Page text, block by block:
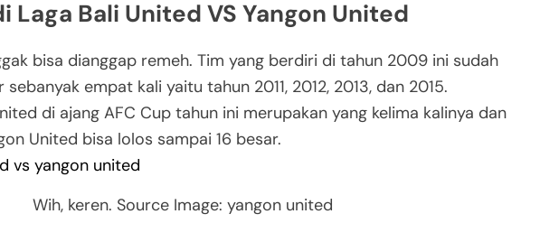
Laga Bali United VS Yangon United
bisa dianggap remeh. Tim yang berdiri di tahun 2009 ini sudah
empat kali yaitu tahun 2011, 2012, 2013, dan 2015.
di ajang AFC Cup tahun ini merupakan yang kelima kalinya dan
United bisa lolos sampai 16 besar.
Wih, keren. Source Image: yangon united